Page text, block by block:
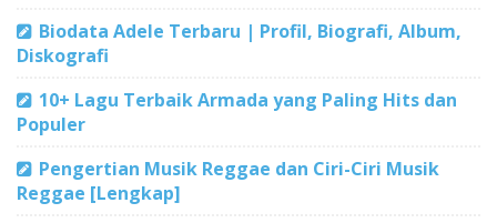
Biodata Adele Terbaru | Profil, Biografi, Album,
Diskografi
10+ Lagu Terbaik Armada yang Paling Hits dan
Populer
Pengertian Musik Reggae dan Ciri-Ciri Musik
Reggae [Lengkap]